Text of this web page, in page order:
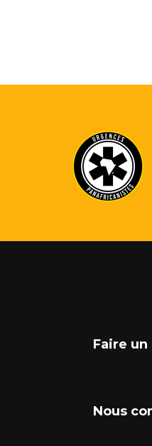
Faire un
Nous